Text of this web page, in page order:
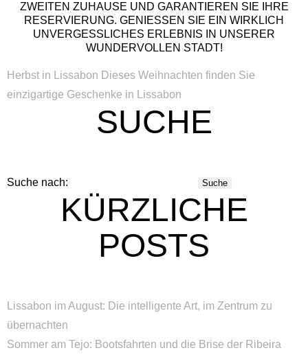
ZWEITEN ZUHAUSE UND GARANTIEREN SIE IHRE
RESERVIERUNG. GENIESSEN SIE EIN WIRKLICH U
NVERGESSLICHES ERLEBNIS IN UNSERER W
UNDERVOLLEN STADT!
Herbst in Lissabon Dieses Weihnachten finden Sie
einzigartige Geschenke in Lissabon
SUCHE
Suche nach:
KÜRZLICHE
POSTS
Lissabon im August: Die intelligente Art, im Zentrum zu
übernachten
Sommer am Tejo: Bootsfahrten und die Brise der Ribeira